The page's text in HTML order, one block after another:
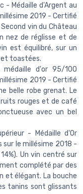
- Médaille d'Argent au
2019 - Certifié
vin du Château
nez de réglisse et de
est équilibré, sur un
toastées.
médaille d'or 95/100
2019 - Certifié
belle robe grenat. Le
rouges et de café
avec un bel
- Médaille d'Or
sur le millésime 2018 -
Un vin centré sur
complété par des
et élégant. La bouche
tanins sont glissants